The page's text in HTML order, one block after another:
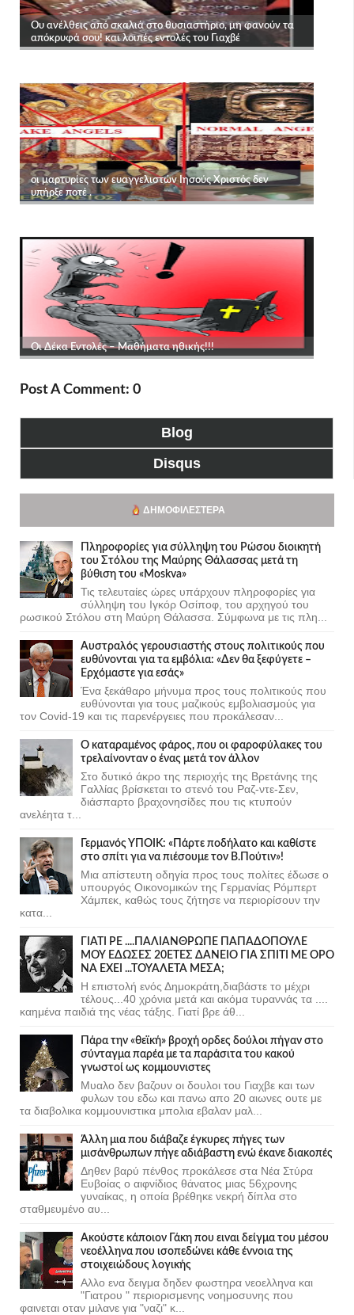
Post A Comment: 0
Blog
Disqus
ΔΗΜΟΦΙΛΈΣΤΕΡΑ
Πληροφορίες για σύλληψη του Ρώσου διοικητή
του Στόλου της Mαύρης Θάλασσας μετά τη
βύθιση του «Moskva»
Τις τελευταίες ώρες υπάρχουν πληροφορίες για
σύλληψη του Ιγκόρ Οσίποφ, του αρχηγού του
ρωσικού Στόλου στη Μαύρη Θάλασσα. Σύμφωνα με τις πλη...
Αυστραλός γερουσιαστής στους πολιτικούς που
ευθύνονται για τα εμβόλια: «Δεν θα ξεφύγετε –
Ερχόμαστε για εσάς»
Ένα ξεκάθαρο μήνυμα προς τους πολιτικούς που
ευθύνονται για τους μαζικούς εμβολιασμούς για
τον Covid-19 και τις παρενέργειες που προκάλεσαν...
Ο καταραμένος φάρος, που οι φαροφύλακες του
τρελαίνονταν ο ένας μετά τον άλλον
Στο δυτικό άκρο της περιοχής της Βρετάνης της
Γαλλίας βρίσκεται το στενό του Ραζ-ντε-Σεν,
διάσπαρτο βραχονησίδες που τις κτυπούν
ανελέητα τ...
Γερμανός ΥΠΟΙΚ: «Πάρτε ποδήλατο και καθίστε
στο σπίτι για να πιέσουμε τον Β.Πούτιν»!
Μια απίστευτη οδηγία προς τους πολίτες έδωσε ο
υπουργός Οικονομικών της Γερμανίας Ρόμπερτ
Χάμπεκ, καθώς τους ζήτησε να περιορίσουν την
κατα...
ΓΙΑΤΙ ΡΕ ....ΠΑΛΙΑΝΘΡΩΠΕ ΠΑΠΑΔΟΠΟΥΛΕ
ΜΟΥ ΕΔΩΣΕΣ 20ΕΤΕΣ ΔΑΝΕΙΟ ΓΙΑ ΣΠΙΤΙ ΜΕ ΟΡΟ
ΝΑ ΕΧΕΙ ...ΤΟΥΑΛΕΤΑ ΜΕΣΑ;
Η επιστολή ενός Δημοκράτη,διαβάστε το μέχρι
τέλους...40 χρόνια μετά και ακόμα τυραννάς τα ....
καημένα παιδιά της νέας τάξης. Γιατί βρε άθ...
Πάρα την «θεϊκή» βροχή ορδες δούλοι πήγαν στο
σύνταγμα παρέα με τα παράσιτα του κακού
γνωστοί ως κομμουνιστες
Μυαλο δεν βαζουν οι δουλοι του Γιαχβε και των
φυλων του εδω και πανω απο 20 αιωνες ουτε με
τα διαβολικα κομμουνιστικα μπολια εβαλαν μαλ...
Άλλη μια που διάβαζε έγκυρες πήγες των
μισάνθρωπων πήγε αδιάβαστη ενώ έκανε διακοπές
Δηθεν βαρύ πένθος προκάλεσε στα Νέα Στύρα
Ευβοίας ο αιφνίδιος θάνατος μιας 56χρονης
γυναίκας, η οποία βρέθηκε νεκρή δίπλα στο
σταθμευμένο αυ...
Ακούστε κάποιον Γάκη που ειναι δείγμα του μέσου
νεοέλληνα που ισοπεδώνει κάθε έννοια της
στοιχειώδους λογικής
Αλλο ενα δειγμα δηδεν φωστηρα νεοελληνα και
"Γιατρου " περιορισμενης νοημοσυνης που
φαινεται οταν μιλανε για "ναζι" κ...